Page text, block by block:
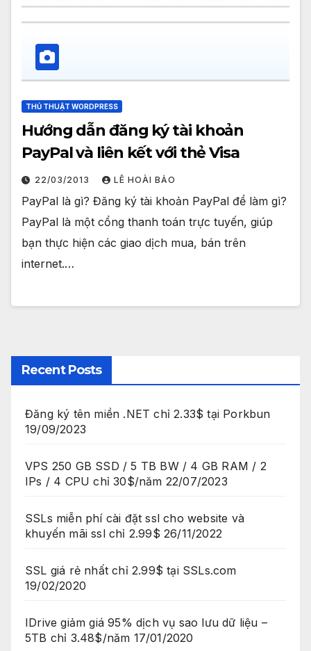
THỦ THUẬT WORDPRESS
Hướng dẫn đăng ký tài khoản
PayPal và liên kết với thẻ Visa
22/03/2013 LÊ HOÀI BẢO
PayPal là gì? Đăng ký tài khoản PayPal để làm gì?
PayPal là một cổng thanh toán trực tuyến, giúp
bạn thực hiện các giao dịch mua, bán trên
internet.…
Recent Posts
Đăng ký tên miền .NET chỉ 2.33$ tại Porkbun
19/09/2023
VPS 250 GB SSD / 5 TB BW / 4 GB RAM / 2
IPs / 4 CPU chỉ 30$/năm 22/07/2023
SSLs miễn phí cài đặt ssl cho website và
khuyến mãi ssl chỉ 2.99$ 26/11/2022
SSL giá rẻ nhất chỉ 2.99$ tại SSLs.com
19/02/2020
IDrive giảm giá 95% dịch vụ sao lưu dữ liệu –
5TB chỉ 3.48$/năm 17/01/2020